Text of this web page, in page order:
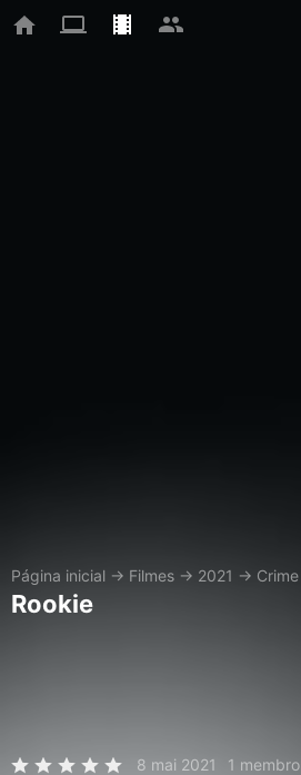
Página inicial → Filmes → 2021 → Crime
Rookie
8 mai 2021 1 membro